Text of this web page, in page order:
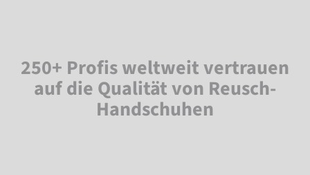
250+ Profis weltweit vertrauen
auf die Qualität von Reusch-
Handschuhen